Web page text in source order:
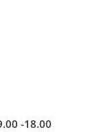
-18.00